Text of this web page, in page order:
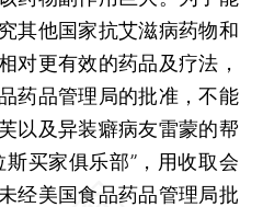
其他国家抗艾滋病药物和
对更有效的药品及疗法，
药品管理局的批准，不能
以及异装癖病友雷蒙的帮
买家俱乐部”，用收取会
经美国食品药品管理局批